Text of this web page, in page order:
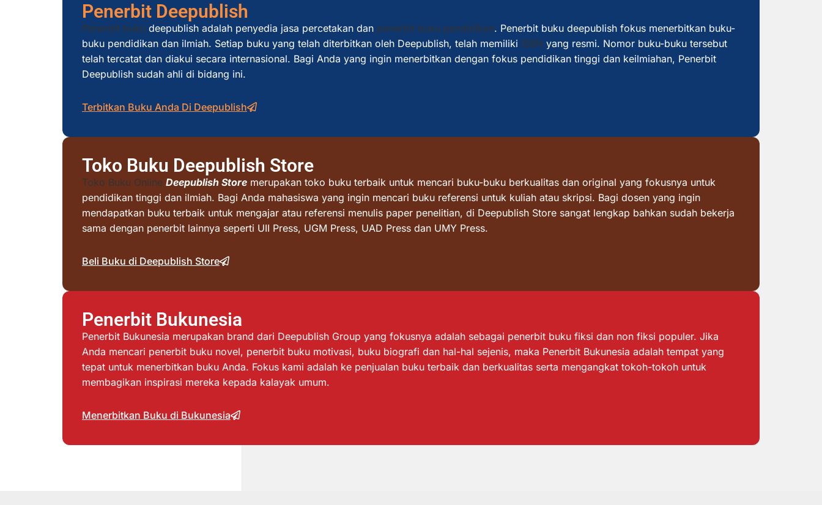
Penerbit Deepublish
Penerbit buku deepublish adalah penyedia jasa percetakan dan penerbit buku pendidikan. Penerbit buku deepublish fokus menerbitkan buku-
buku pendidikan dan ilmiah. Setiap buku yang telah diterbitkan oleh Deepublish, telah memiliki ISBN yang resmi. Nomor buku-buku tersebut
telah tercatat dan diakui secara internasional. Bagi Anda yang ingin menerbitkan dengan fokus pendidikan tinggi dan keilmiahan, Penerbit
Deepublish sudah ahli di bidang ini.
Terbitkan Buku Anda Di Deepublish
Toko Buku Deepublish Store
Toko Buku Online Deepublish Store merupakan toko buku terbaik untuk mencari buku-buku berkualitas dan original yang fokusnya untuk
pendidikan tinggi dan ilmiah. Bagi Anda mahasiswa yang ingin mencari buku referensi untuk kuliah atau skripsi. Bagi dosen yang ingin
mendapatkan buku terbaik untuk mengajar atau referensi menulis paper penelitian, di Deepublish Store sangat lengkap bahkan sudah bekerja
sama dengan penerbit lainnya seperti UII Press, UGM Press, UAD Press dan UMY Press.
Beli Buku di Deepublish Store
Penerbit Bukunesia
Penerbit Bukunesia merupakan brand dari Deepublish Group yang fokusnya adalah sebagai penerbit buku fiksi dan non fiksi populer. Jika
Anda mencari penerbit buku novel, penerbit buku motivasi, buku biografi dan hal-hal sejenis, maka Penerbit Bukunesia adalah tempat yang
tepat untuk menerbitkan buku Anda. Fokus kami adalah ke penjualan buku terbaik dan berkualitas serta mengangkat tokoh-tokoh untuk
membagikan inspirasi mereka kepada kalayak umum.
Menerbitkan Buku di Bukunesia